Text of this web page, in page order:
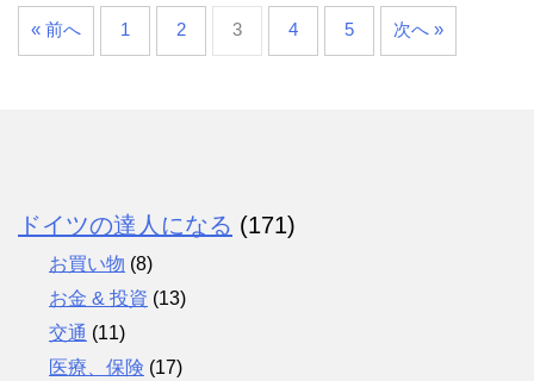
« 前へ 1 2 3 4 5 次へ »
ドイツの達人になる (171)
お買い物 (8)
お金 & 投資 (13)
交通 (11)
医療、保険 (17)